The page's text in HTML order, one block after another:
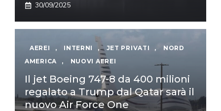
30/09/2025
AEREI , INTERNI , JET PRIVATI ,
NORD
AMERICA
, NUOVI AEREI
Il jet Boeing 747-8 da 400 milioni
regalato a Trump dal Qatar sarà il
nuovo Air Force One